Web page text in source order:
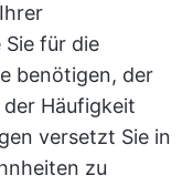
für die
benötigen, der
Häufigkeit
versetzt Sie in
zu